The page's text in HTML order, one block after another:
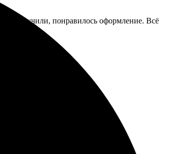
получили, понравилось оформление. Всё
печати и быстрая доставка!